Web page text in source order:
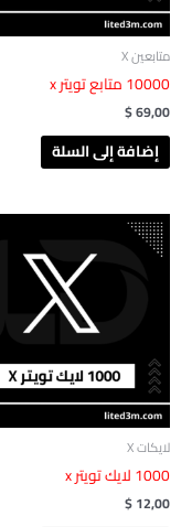
متابعين X
‎ 10000متابع تويتر x
$69,00
إضافة إلى السلة
لايكات X
‎ 1000لايك تويتر x
$12,00